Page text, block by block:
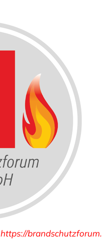
https://